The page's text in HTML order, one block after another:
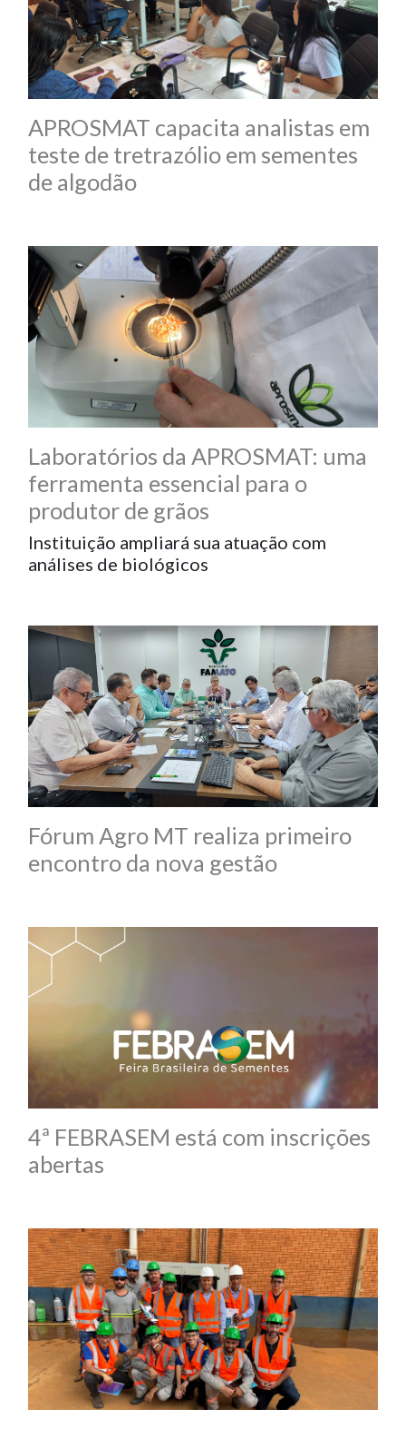
APROSMAT capacita analistas em
teste de tretrazólio em sementes
de algodão
Laboratórios da APROSMAT: uma
ferramenta essencial para o
produtor de grãos
Instituição ampliará sua atuação com
análises de biológicos
Fórum Agro MT realiza primeiro
encontro da nova gestão
4ª FEBRASEM está com inscrições
abertas